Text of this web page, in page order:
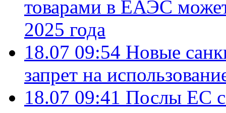
товарами в ЕАЭС
2025 года
18.07 09:54 Новые
запрет на
18.07 09:41 Послы ЕС